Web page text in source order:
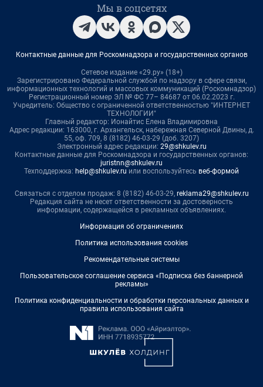
Мы в соцсетях
Контактные данные для Роскомнадзора и государственных органов
Сетевое издание «29.ру» (18+)
Зарегистрировано Федеральной службой по надзору в сфере связи,
информационных технологий и массовых коммуникаций (Роскомнадзор)
Регистрационный номер ЭЛ № ФС 77– 84687 от 06.02.2023 г.
Учредитель: Общество с ограниченной ответственностью "ИНТЕРНЕТ
ТЕХНОЛОГИИ"
Главный редактор: Ионайтис Елена Владимировна
Адрес редакции: 163000, г. Архангельск, набережная Северной Двины, д.
55, оф. 709, 8 (8182) 46-03-29 (доб. 3207)
Электронный адрес редакции: 29@shkulev.ru
Контактные данные для Роскомнадзора и государственных органов:
juristnn@shkulev.ru
Техподдержка: help@shkulev.ru или воспользуйтесь веб-формой
Связаться с отделом продаж: 8 (8182) 46-03-29, reklama29@shkulev.ru
Редакция сайта не несет ответственности за достоверность
информации, содержащейся в рекламных объявлениях.
Информация об ограничениях
Политика использования cookies
Рекомендательные системы
Пользовательское соглашение сервиса «Подписка без баннерной
рекламы»
Политика конфиденциальности и обработки персональных данных и
правила использования сайта